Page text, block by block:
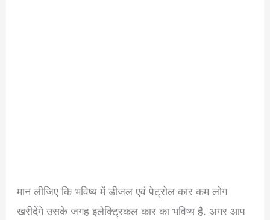
मान लीजिए कि भविष्य में डीजल एवं पेट्रोल कार कम लोग
खरीदेंगे उसके जगह इलेक्ट्रिकल कार का भविष्य है. अगर आप